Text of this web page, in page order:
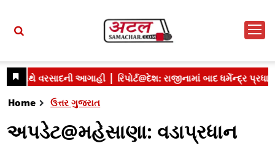
Home ઉત્તર ગુજરાત
અપડેટ@મહેસાણા: વડાપ્રધાન